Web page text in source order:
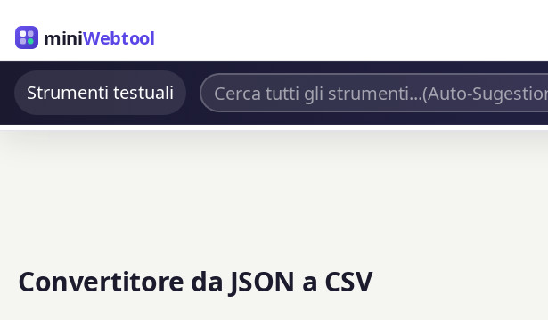
miniWebtool
Strumenti testuali
Convertitore da JSON a CSV